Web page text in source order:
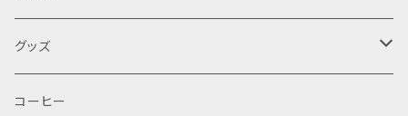
乾燥トマト
人参葉茶
ハーブティー
山でゆっくり（読書・・・）
山でゆっくり１日
野菜処理
グッズ
バッグ
コーヒー